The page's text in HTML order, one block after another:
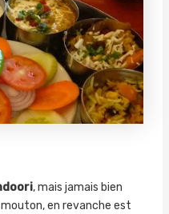
, mais jamais bien
en revanche est